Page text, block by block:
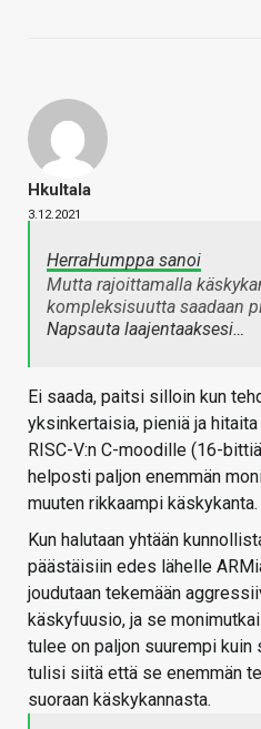
Hkultala
3.12.2021
HerraHumppa sanoi
Mutta rajoittamalla
kompleksisuutta saadaan
Napsauta laajentaaksesi…
Ei saada, paitsi silloin kun
yksinkertaisia, pieniä ja
RISC-V:n C-moodille (16-
helposti paljon enemmän
muuten rikkaampi käskykanta.
Kun halutaan yhtään
päästäisiin edes lähelle
joudutaan tekemään
käskyfuusio, ja se
tulee on paljon suurempi kuin
tulisi siitä että se enemmän
suoraan käskykannasta.